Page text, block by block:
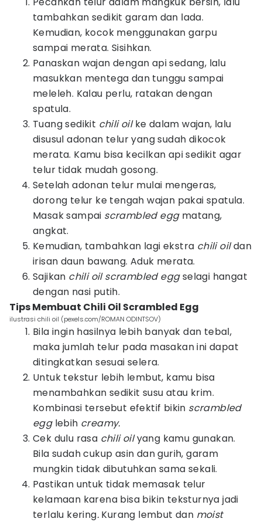
tambahkan sedikit garam dan lada.
Kemudian, kocok menggunakan garpu
sampai merata. Sisihkan.
Panaskan wajan dengan api sedang, lalu
masukkan mentega dan tunggu sampai
meleleh. Kalau perlu, ratakan dengan
spatula.
Tuang sedikit chili oilke dalam wajan, lalu
disusul adonan telur yang sudah dikocok
merata. Kamu bisa kecilkan api sedikit agar
telur tidak mudah gosong.
Setelah adonan telur mulai mengeras,
dorong telur ke tengah wajan pakai spatula.
Masak sampai scrambled eggmatang,
angkat.
Kemudian, tambahkan lagi ekstra chili oildan
irisan daun bawang. Aduk merata.
Sajikan chili oil scrambled eggselagi hangat
dengan nasi putih.
Tips Membuat Chili Oil Scrambled Egg
ilustrasi chili oil (pexels.com/ROMAN ODINTSOV)
Bila ingin hasilnya lebih banyak dan tebal,
maka jumlah telur pada masakan ini dapat
ditingkatkan sesuai selera.
Untuk tekstur lebih lembut, kamu bisa
menambahkan sedikit susu atau krim.
Kombinasi tersebut efektif bikin scrambled
egg lebih creamy.
Cek dulu rasa chili oilyang kamu gunakan.
Bila sudah cukup asin dan gurih, garam
mungkin tidak dibutuhkan sama sekali.
Pastikan untuk tidak memasak telur
kelamaan karena bisa bikin teksturnya jadi
terlalu kering. Kurang lembut dan moist